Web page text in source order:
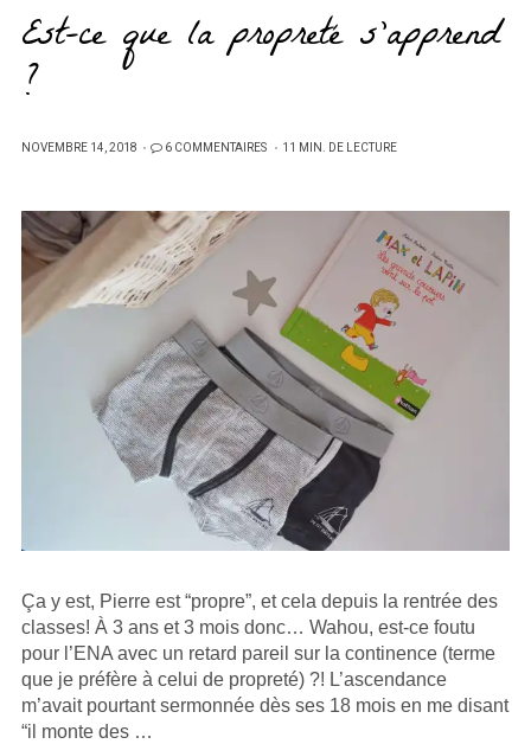
Est-ce que la propreté s’apprend
?
PUBLIÉ
NOVEMBRE 14, 2018 6 COMMENTAIRES 11 MIN. DE LECTURE
Ça y est, Pierre est “propre”, et cela depuis la rentrée des
classes! À 3 ans et 3 mois donc… Wahou, est-ce foutu
pour l’ENA avec un retard pareil sur la continence (terme
que je préfère à celui de propreté) ?! L’ascendance
m’avait pourtant sermonnée dès ses 18 mois en me disant
“il monte des …